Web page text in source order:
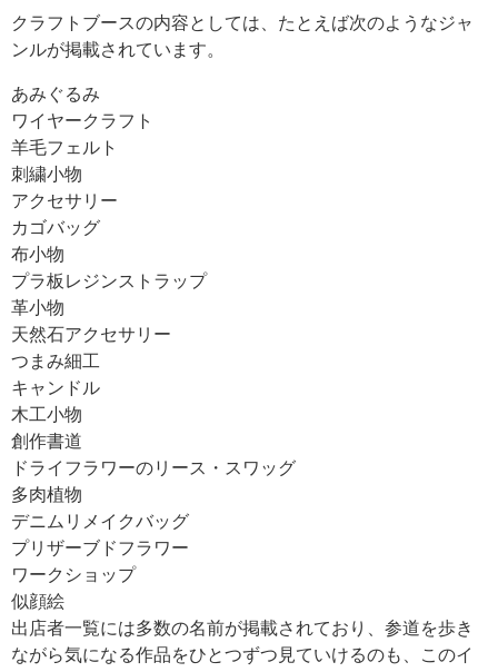
クラフトブースの内容としては、たとえば次のようなジャ
ンルが掲載されています。
あみぐるみ
ワイヤークラフト
羊毛フェルト
刺繍小物
アクセサリー
カゴバッグ
布小物
プラ板レジンストラップ
革小物
天然石アクセサリー
つまみ細工
キャンドル
木工小物
創作書道
ドライフラワーのリース・スワッグ
多肉植物
デニムリメイクバッグ
プリザーブドフラワー
ワークショップ
似顔絵
出店者一覧には多数の名前が掲載されており、参道を歩き
ながら気になる作品をひとつずつ見ていけるのも、このイ